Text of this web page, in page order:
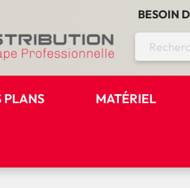
BESOIN
PLANS MATÉRIEL